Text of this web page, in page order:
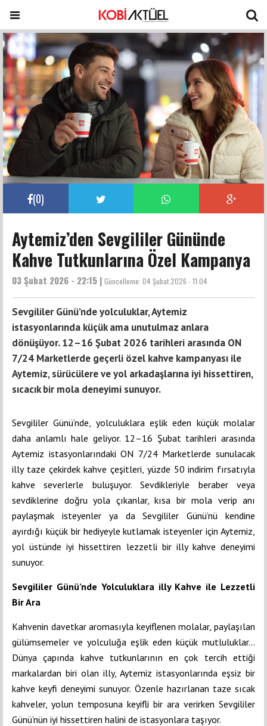
(0)
Aytemiz’den Sevgililer Gününde
Kahve Tutkunlarına Özel Kampanya
03 Şubat 2026 - 22:15 | Güncelleme: 04 Şubat 2026 - 11:04
Sevgililer Günü’nde yolculuklar, Aytemiz
istasyonlarında küçük ama unutulmaz anlara
dönüşüyor. 12–16 Şubat 2026 tarihleri arasında ON
7/24 Marketlerde geçerli özel kahve kampanyası ile
Aytemiz, sürücülere ve yol arkadaşlarına iyi hissettiren,
sıcacık bir mola deneyimi sunuyor.
Sevgililer Günü‘nde, yolculuklara eşlik eden küçük molalar
daha anlamlı hale geliyor. 12–16 Şubat tarihleri arasında
Aytemiz istasyonlarındaki ON 7/24 Marketlerde sunulacak
illy taze çekirdek kahve çeşitleri, yüzde 50 indirim fırsatıyla
kahve severlerle buluşuyor. Sevdikleriyle beraber veya
sevdiklerine doğru yola çıkanlar, kısa bir mola verip anı
paylaşmak isteyenler ya da Sevgililer Günü’nü kendine
ayırdığı küçük bir hediyeyle kutlamak isteyenler için Aytemiz,
yol üstünde iyi hissettiren lezzetli bir illy kahve deneyimi
sunuyor.
Sevgililer Günü’nde Yolculuklara illy Kahve ile Lezzetli
Bir Ara
Kahvenin davetkar aromasıyla keyiflenen molalar, paylaşılan
gülümsemeler ve yolculuğa eşlik eden küçük mutluluklar…
Dünya çapında kahve tutkunlarının en çok tercih ettiği
markalardan biri olan illy, Aytemiz istasyonlarında eşsiz bir
kahve keyfi deneyimi sunuyor. Özenle hazırlanan taze sıcak
kahveler, yolun temposuna keyifli bir ara verirken Sevgililer
Günü’nün iyi hissettiren halini de istasyonlara taşıyor.